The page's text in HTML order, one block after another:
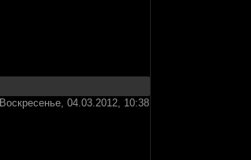
Воскресенье, 04.03.2012, 10:38